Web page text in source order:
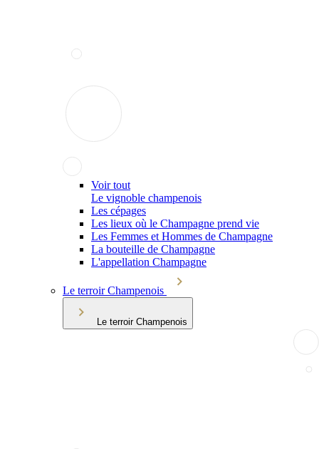
Voir tout
Le vignoble champenois
Les cépages
Les lieux où le Champagne prend vie
Les Femmes et Hommes de Champagne
La bouteille de Champagne
L'appellation Champagne
Le terroir Champenois
Le terroir Champenois